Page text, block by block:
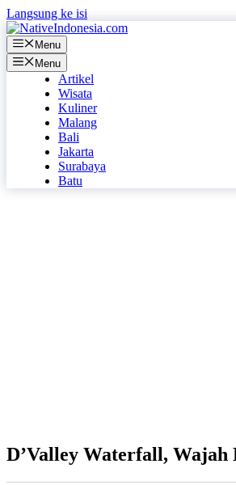
Langsung ke isi
Menu
Menu
Artikel
Wisata
Kuliner
Malang
Bali
Jakarta
Surabaya
Batu
D’Valley Waterfall,